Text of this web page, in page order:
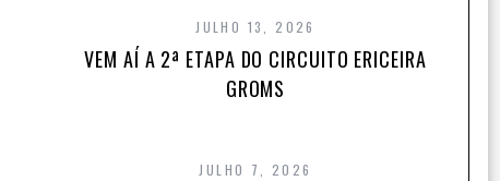
JULHO 13, 2026
VEM AÍ A 2ª ETAPA DO CIRCUITO ERICEIRA
GROMS
JULHO 7, 2026